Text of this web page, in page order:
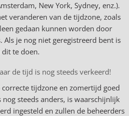
New York, Sydney, enz.).
veranderen van de tijdzone, zoals
gedaan kunnen worden door
Als je nog niet geregistreerd bent is
te doen.
de tijd is nog steeds verkeerd!
tijdzone en zomertijd goed
steeds anders, is waarschijnlijk
ingesteld en zullen de beheerders